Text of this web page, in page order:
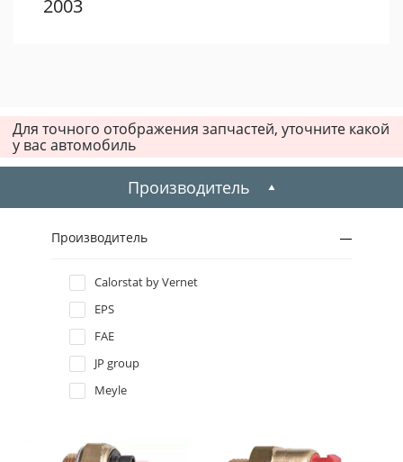
2003
2000
1998
1997
1996
Для точного отображения запчастей, уточните какой
у вас автомобиль
Производитель
Производитель
Calorstat by Vernet
EPS
FAE
JP group
Meyle